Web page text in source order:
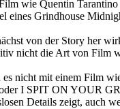
wie Quentin Tarantino
eines Grindhouse
von der Story her
nicht die Art von Film
es nicht mit einem Film
I SPIT ON YOUR
Details zeigt, auch